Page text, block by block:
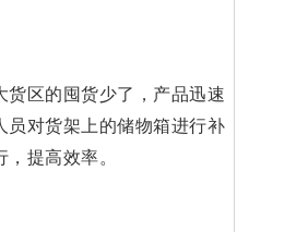
区的囤货少了，产品迅速
员对货架上的储物箱进行补
提高效率。